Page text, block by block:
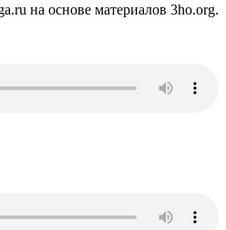
на основе материалов 3ho.org.